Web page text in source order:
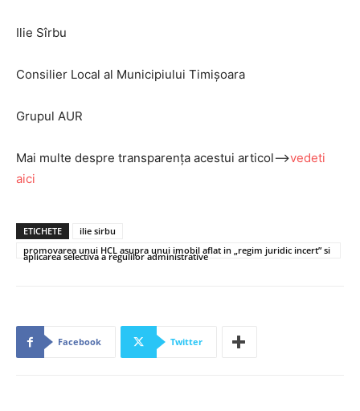
Ilie Sîrbu
Consilier Local al Municipiului Timișoara
Grupul AUR
Mai multe despre transparența acestui articol–>vedeti
aici
ETICHETE
ilie sirbu
promovarea unui HCL asupra unui imobil aflat in „regim juridic incert” si
aplicarea selectiva a regulilor administrative
Facebook Twitter